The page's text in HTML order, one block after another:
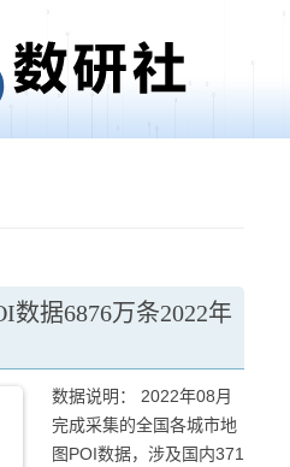
数据6876万条2022年
数据说明： 2022年08月
完成采集的全国各城市地
图POI数据，涉及国内371